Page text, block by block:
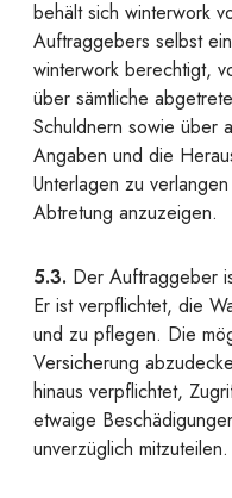
behält sich winterwork
Auftraggebers selbst
winterwork berechtigt,
über sämtliche
Schuldnern sowie über
Angaben und die
Unterlagen zu
Abtretung anzuzeigen.
5.3. Der Auftraggeber
Er ist verpflichtet, die
und zu pflegen. Die
Versicherung
hinaus verpflichtet,
etwaige
unverzüglich mitzuteilen.